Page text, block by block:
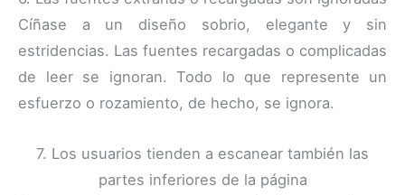
Cíñase a un diseño sobrio, elegante y sin
estridencias. Las fuentes recargadas o complicadas
de leer se ignoran. Todo lo que represente un
esfuerzo o rozamiento, de hecho, se ignora.
7. Los usuarios tienden a escanear también las
partes inferiores de la página